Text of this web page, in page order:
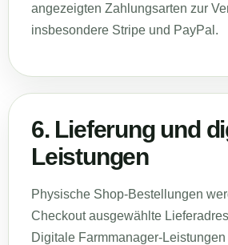
angezeigten Zahlungsarten zur
insbesondere Stripe und PayPal.
6. Lieferung und
Leistungen
Physische Shop-Bestellungen
Checkout ausgewählte
Digitale Farmmanager-